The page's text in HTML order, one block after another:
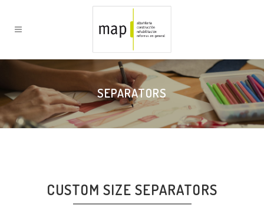
SEPARATORS
CUSTOM SIZE SEPARATORS